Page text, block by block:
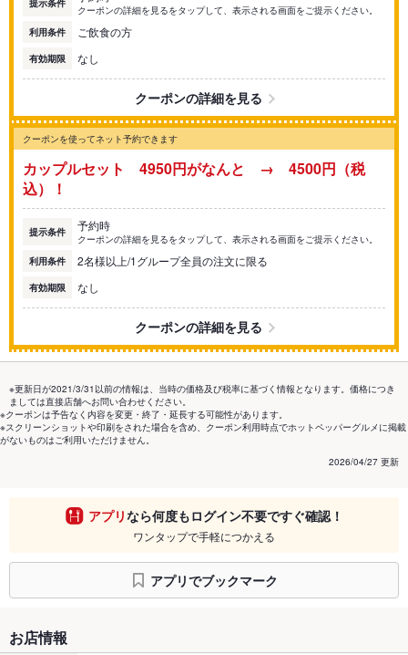
提示条件
クーポンの詳細を見るをタップして、表示される画面をご提示ください。
利用条件
ご飲食の方
有効期限 なし
クーポンの詳細を見る
クーポンを使ってネット予約できます
カップルセット 4950円がなんと → 4500円（税
込）！
提示条件 予約時
クーポンの詳細を見るをタップして、表示される画面をご提示ください。
利用条件
2名様以上/1グループ全員の注文に限る
有効期限 なし
クーポンの詳細を見る
※更新日が2021/3/31以前の情報は、当時の価格及び税率に基づく情報となります。価格につき
ましては直接店舗へお問い合わせください。
※クーポンは予告なく内容を変更・終了・延長する可能性があります。
※スクリーンショットや印刷をされた場合を含め、クーポン利用時点でホットペッパーグルメに掲載
がないものはご利用いただけません。
2026/04/27 更新
アプリなら何度もログイン不要ですぐ確認！
ワンタップで手軽につかえる
アプリでブックマーク
お店情報